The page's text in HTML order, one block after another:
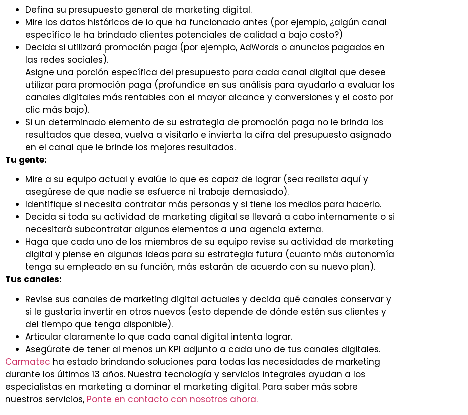
Defina su presupuesto general de marketing digital.
Mire los datos históricos de lo que ha funcionado antes (por ejemplo, ¿algún canal
específico le ha brindado clientes potenciales de calidad a bajo costo?)
Decida si utilizará promoción paga (por ejemplo, AdWords o anuncios pagados en
las redes sociales).
Asigne una porción específica del presupuesto para cada canal digital que desee
utilizar para promoción paga (profundice en sus análisis para ayudarlo a evaluar los
canales digitales más rentables con el mayor alcance y conversiones y el costo por
clic más bajo).
Si un determinado elemento de su estrategia de promoción paga no le brinda los
resultados que desea, vuelva a visitarlo e invierta la cifra del presupuesto asignado
en el canal que le brinde los mejores resultados.
Tu gente:
Mire a su equipo actual y evalúe lo que es capaz de lograr (sea realista aquí y
asegúrese de que nadie se esfuerce ni trabaje demasiado).
Identifique si necesita contratar más personas y si tiene los medios para hacerlo.
Decida si toda su actividad de marketing digital se llevará a cabo internamente o si
necesitará subcontratar algunos elementos a una agencia externa.
Haga que cada uno de los miembros de su equipo revise su actividad de marketing
digital y piense en algunas ideas para su estrategia futura (cuanto más autonomía
tenga su empleado en su función, más estarán de acuerdo con su nuevo plan).
Tus canales:
Revise sus canales de marketing digital actuales y decida qué canales conservar y
si le gustaría invertir en otros nuevos (esto depende de dónde estén sus clientes y
del tiempo que tenga disponible).
Articular claramente lo que cada canal digital intenta lograr.
Asegúrate de tener al menos un KPI adjunto a cada uno de tus canales digitales.
Carmatec ha estado brindando soluciones para todas las necesidades de marketing
durante los últimos 13 años. Nuestra tecnología y servicios integrales ayudan a los
especialistas en marketing a dominar el marketing digital. Para saber más sobre
nuestros servicios, Ponte en contacto con nosotros ahora.